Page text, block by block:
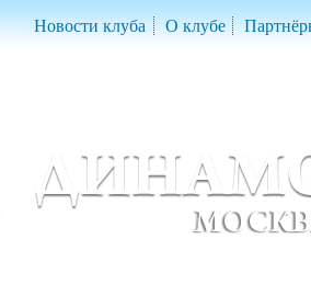
Новости клуба О клубе